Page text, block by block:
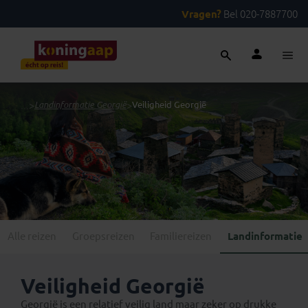
Vragen? Bel 020-7887700
> Landinformatie Georgië>Veiligheid Georgië
Landinformatie
Veiligheid Georgië
Georgië is een relatief veilig land maar zeker op drukke